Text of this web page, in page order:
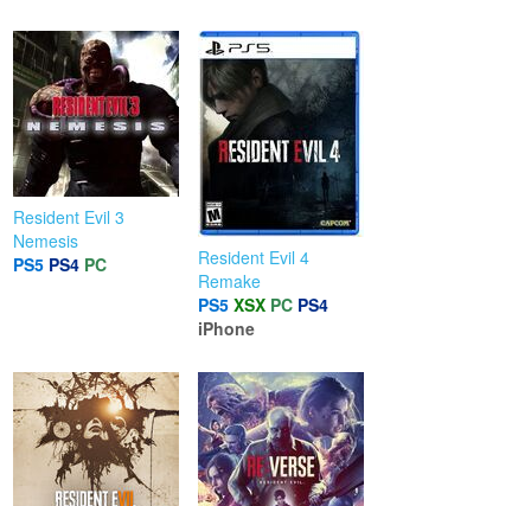
Resident Evil 3
Nemesis
PS5 PS4 PC
Resident Evil 4
Remake
PS5 XSX PC PS4
iPhone